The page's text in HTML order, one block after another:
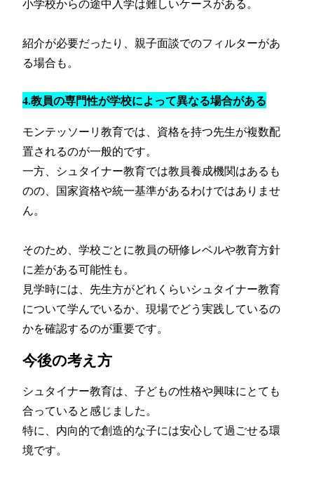
小学校からの途中入学は難しいケースがある。
紹介が必要だったり、親子面談でのフィルターがあ
る場合も。
4.教員の専門性が学校によって異なる場合がある
モンテッソーリ教育では、資格を持つ先生が複数配
置されるのが一般的です。
一方、シュタイナー教育では教員養成機関はあるも
のの、国家資格や統一基準があるわけではありませ
ん。
そのため、学校ごとに教員の研修レベルや教育方針
に差がある可能性も。
見学時には、先生方がどれくらいシュタイナー教育
について学んでいるか、現場でどう実践しているの
かを確認するのが重要です。
今後の考え方
シュタイナー教育は、子どもの性格や興味にとても
合っていると感じました。
特に、内向的で創造的な子には安心して過ごせる環
境です。